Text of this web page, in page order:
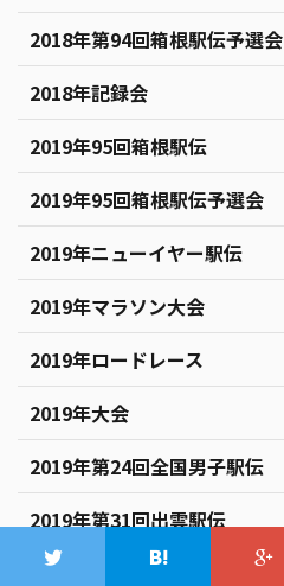
2018年第94回箱根駅伝予選会
2018年記録会
2019年95回箱根駅伝
2019年95回箱根駅伝予選会
2019年ニューイヤー駅伝
2019年マラソン大会
2019年ロードレース
2019年大会
2019年第24回全国男子駅伝
2019年第31回出雲駅伝
2019年第51回全日本大学駅伝